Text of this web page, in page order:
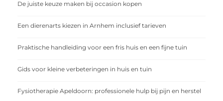
De juiste keuze maken bij occasion kopen
Een dierenarts kiezen in Arnhem inclusief tarieven
Praktische handleiding voor een fris huis en een fijne tuin
Gids voor kleine verbeteringen in huis en tuin
Fysiotherapie Apeldoorn: professionele hulp bij pijn en herstel